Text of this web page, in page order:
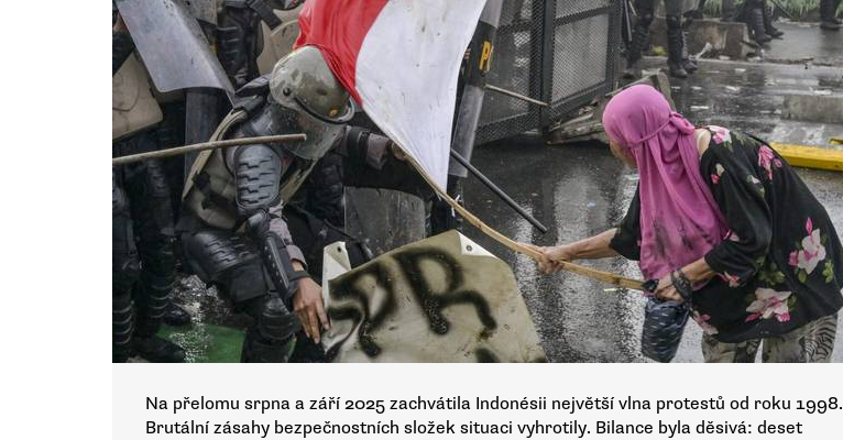
Na přelomu srpna a září 2025 zachvátila Indonésii největší vlna protestů od roku 1998.
Brutální zásahy bezpečnostních složek situaci vyhrotily. Bilance byla děsivá: deset